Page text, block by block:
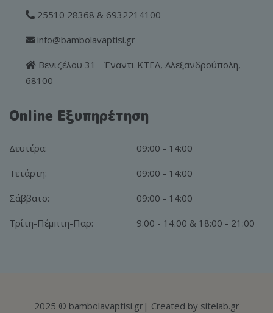
25510 28368 & 6932214100
info@bambolavaptisi.gr
Βενιζέλου 31 - Έναντι ΚΤΕΛ, Αλεξανδρούπολη,
68100
Online Εξυπηρέτηση
Δευτέρα: 09:00 - 14:00
Τετάρτη: 09:00 - 14:00
Σάββατο: 09:00 - 14:00
Τρίτη-Πέμπτη-Παρ: 9:00 - 14:00 & 18:00 - 21:00
2025 © bambolavaptisi.gr| Created by sitelab.gr